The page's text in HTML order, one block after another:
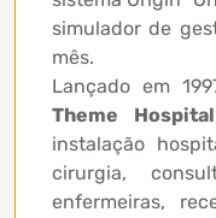
simulador de
mês.
Lançado em
Theme Hospital
instalação
cirurgia,
enfermeiras,